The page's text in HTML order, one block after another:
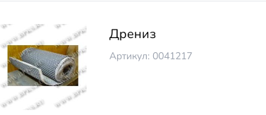
Дрениз
Артикул: 0041217